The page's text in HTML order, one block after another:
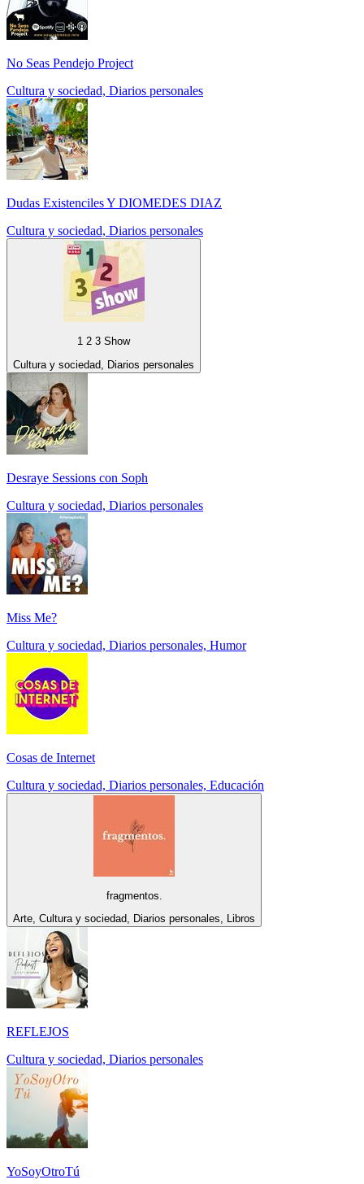
No Seas Pendejo Project
Cultura y sociedad, Diarios personales
Dudas Existenciles Y DIOMEDES DIAZ
Cultura y sociedad, Diarios personales
1 2 3 Show
Cultura y sociedad, Diarios personales
Desraye Sessions con Soph
Cultura y sociedad, Diarios personales
Miss Me?
Cultura y sociedad, Diarios personales, Humor
Cosas de Internet
Cultura y sociedad, Diarios personales, Educación
fragmentos.
Arte, Cultura y sociedad, Diarios personales, Libros
REFLEJOS
Cultura y sociedad, Diarios personales
YoSoyOtroTú